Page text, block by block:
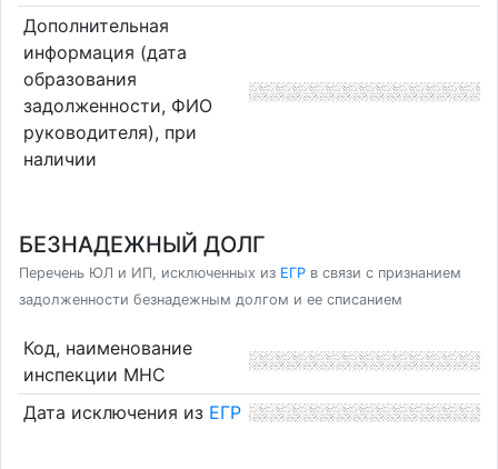
Дополнительная
информация (дата
образования
задолженности, ФИО
руководителя), при
наличии
БЕЗНАДЕЖНЫЙ ДОЛГ
Перечень ЮЛ и ИП, исключенных из ЕГР в связи с признанием
задолженности безнадежным долгом и ее списанием
Код, наименование
инспекции МНС
Дата исключения из ЕГР